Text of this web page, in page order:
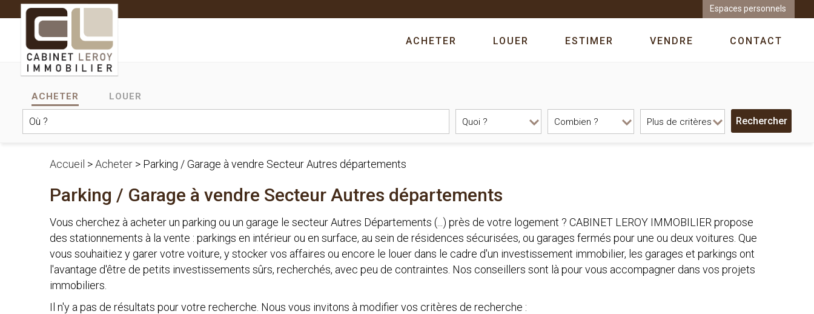
Espaces personnels
ACHETER LOUER ESTIMER VENDRE CONTACT
ACHETER LOUER
Accueil >Acheter > Parking / Garage à vendre Secteur Autres départements
Parking / Garage à vendre Secteur Autres départements
Vous cherchez à acheter un parking ou un garage le secteur Autres Départements (...) près de votre logement ? CABINET LEROY IMMOBILIER propose
des stationnements à la vente : parkings en intérieur ou en surface, au sein de résidences sécurisées, ou garages fermés pour une ou deux voitures. Que
vous souhaitiez y garer votre voiture, y stocker vos affaires ou encore le louer dans le cadre d'un investissement immobilier, les garages et parkings ont
l'avantage d'être de petits investissements sûrs, recherchés, avec peu de contraintes. Nos conseillers sont là pour vous accompagner dans vos projets
immobiliers.
Il n'y a pas de résultats pour votre recherche. Nous vous invitons à modifier vos critères de recherche :